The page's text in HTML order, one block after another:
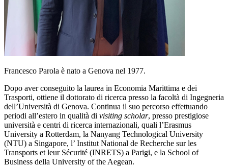
Francesco Parola è nato a Genova nel 1977.
Dopo aver conseguito la laurea in Economia Marittima e dei
Trasporti, ottiene il dottorato di ricerca presso la facoltà di Ingegneria
dell’Università di Genova. Continua il suo percorso effettuando
periodi all’estero in qualità di visiting scholar, presso prestigiose
università e centri di ricerca internazionali, quali l’Erasmus
University a Rotterdam, la Nanyang Technological University
(NTU) a Singapore, l’ Institut National de Recherche sur les
Transports et leur Sécurité (INRETS) a Parigi, e la School of
Business della University of the Aegean.